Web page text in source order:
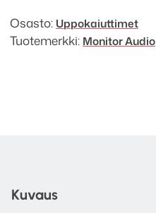
Osasto: Uppokaiuttimet
Tuotemerkki: Monitor Audio
Kuvaus